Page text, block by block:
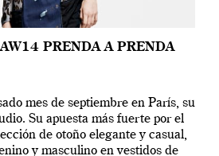
PRENDA A PRENDA
mes de septiembre en París, su
Su apuesta más fuerte por el
de otoño elegante y casual,
y masculino en vestidos de